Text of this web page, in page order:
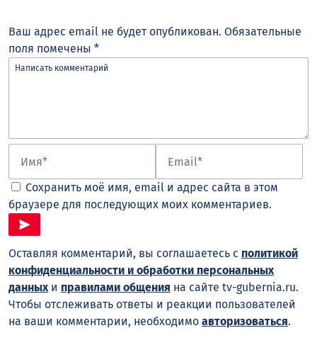
Ваш адрес email не будет опубликован. Обязательные
поля помечены *
Сохранить моё имя, email и адрес сайта в этом
браузере для последующих моих комментариев.
Оставляя комментарий, вы соглашаетесь с политикой
конфиденциальности и обработки персональных
данныхи правилами общения на сайте tv-gubernia.ru.
Чтобы отслеживать ответы и реакции пользователей
на ваши комментарии, необходимо авторизоваться.